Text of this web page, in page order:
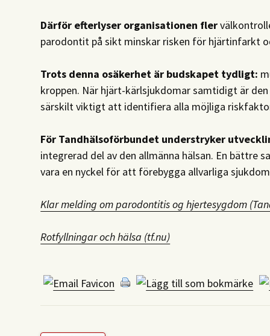
Därför efterlyser organisationen fler
parodontit på sikt minskar risken för hjärtinfarkt
Trots denna osäkerhet är budskapet tydligt:
kroppen. När hjärt-kärlsjukdomar samtidigt är
särskilt viktigt att identifiera alla möjliga
För Tandhälsoförbundet understryker
integrerad del av den allmänna hälsan. En bättre
vara en nyckel för att förebygga allvarliga
Klar melding om parodontitis og hjertesygdom
Rotfyllningar och hälsa (tf.nu)